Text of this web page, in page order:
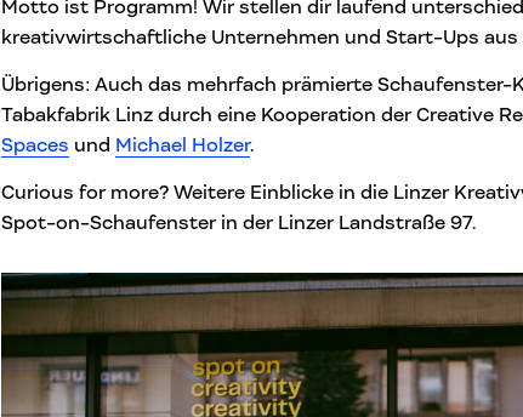
Motto ist Programm! Wir stellen dir laufend
kreativwirtschaftliche Unternehmen und Start-Ups aus
Übrigens: Auch das mehrfach prämierte Schaufenster-
Tabakfabrik Linz durch eine Kooperation der Creative
Spaces und Michael Holzer.
Curious for more? Weitere Einblicke in die Linzer
Spot-on-Schaufenster in der Linzer Landstraße 97.